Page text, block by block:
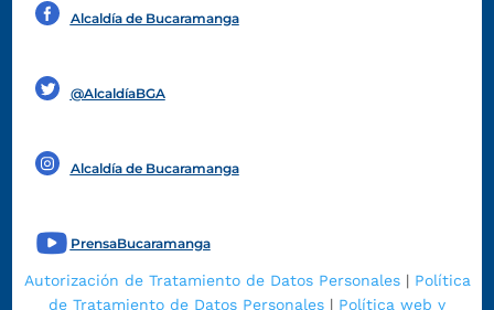
Alcaldía de Bucaramanga
@AlcaldíaBGA
Alcaldía de Bucaramanga
PrensaBucaramanga
Autorización de Tratamiento de Datos Personales| Política
de Tratamiento de Datos Personales | Política web y